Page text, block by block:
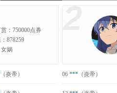
：750000点券
878259
娲
（炎帝） 06 *** （炎帝）